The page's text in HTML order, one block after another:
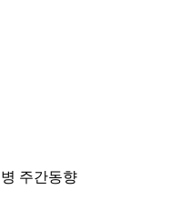
주간동향